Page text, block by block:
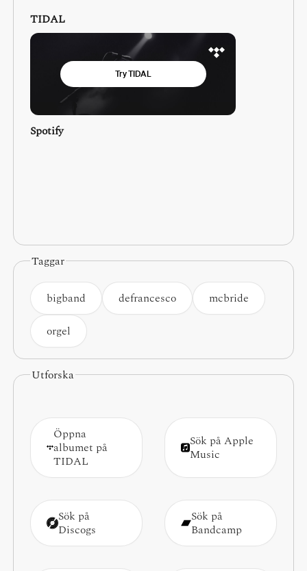
TIDAL
Spotify
Taggar
bigband defrancesco
mcbride
orgel
Utforska
Öppna
albumet på
TIDAL
Sök på Apple
Music
Sök på
Discogs
Sök på
Bandcamp